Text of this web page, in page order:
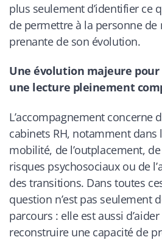
plus seulement d’identifier ce
de permettre à la personne de
prenante de son évolution.
Une évolution majeure pour
une lecture pleinement
L’accompagnement concerne
cabinets RH, notamment dans
mobilité, de l’outplacement,
risques psychosociaux ou de
des transitions. Dans toutes
question n’est pas seulement
parcours : elle est aussi
reconstruire une capacité de